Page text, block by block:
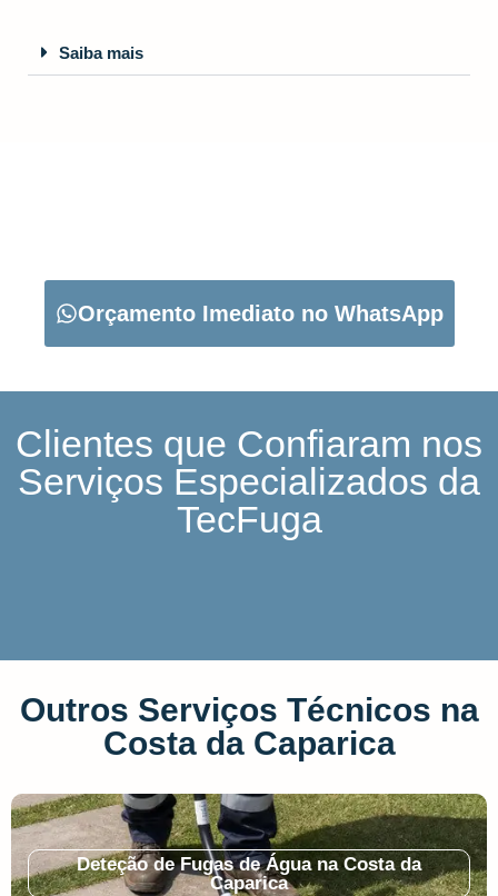
Saiba mais
Orçamento Imediato no WhatsApp
Clientes que Confiaram nos
Serviços Especializados da
TecFuga
Outros Serviços Técnicos na
Costa da Caparica
Deteção de Fugas de Água na Costa da
Caparica